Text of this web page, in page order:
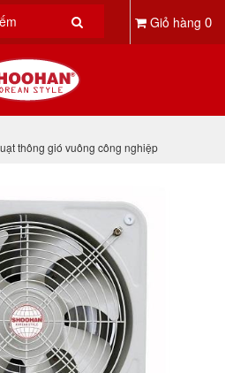
Giỏ hàng 0
thông gió vuông công nghiệp